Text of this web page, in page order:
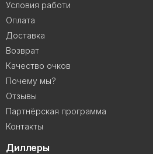
Условия работи
Оплата
Доставка
Возврат
Качество очков
Почему мы?
Отзывы
Партнёрская программа
Контакты
Диллеры